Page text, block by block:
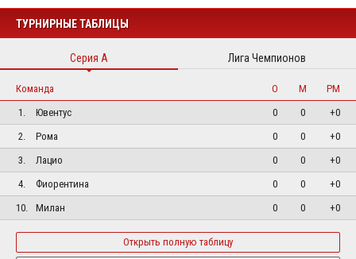
ТУРНИРНЫЕ ТАБЛИЦЫ
Серия А Лига Чемпионов
Команда О М
РМ
1.
Ювентус 0 0
+0
2.
Рома 0 0
+0
3.
Лацио 0 0
+0
4.
Фиорентина 0 0
+0
10.
Милан 0 0 +0
Открыть полную таблицу